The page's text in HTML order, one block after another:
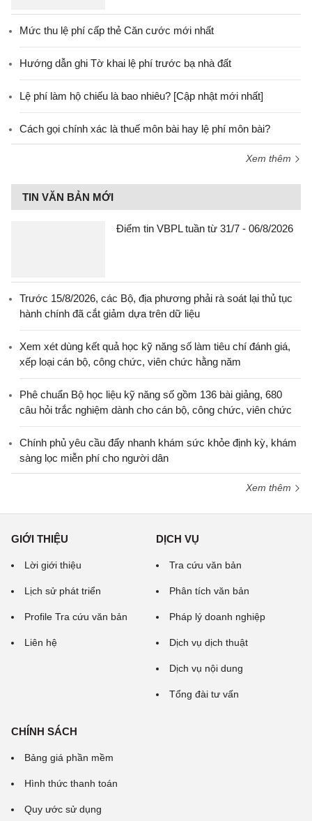
Mức thu lệ phí cấp thẻ Căn cước mới nhất
Hướng dẫn ghi Tờ khai lệ phí trước bạ nhà đất
Lệ phí làm hộ chiếu là bao nhiêu? [Cập nhật mới nhất]
Cách gọi chính xác là thuế môn bài hay lệ phí môn bài?
Xem thêm
TIN VĂN BẢN MỚI
Điểm tin VBPL tuần từ 31/7 - 06/8/2026
Trước 15/8/2026, các Bộ, địa phương phải rà soát lại thủ tục
hành chính đã cắt giảm dựa trên dữ liệu
Xem xét dùng kết quả học kỹ năng số làm tiêu chí đánh giá,
xếp loại cán bộ, công chức, viên chức hằng năm
Phê chuẩn Bộ học liệu kỹ năng số gồm 136 bài giảng, 680
câu hỏi trắc nghiệm dành cho cán bộ, công chức, viên chức
Chính phủ yêu cầu đẩy nhanh khám sức khỏe định kỳ, khám
sàng lọc miễn phí cho người dân
Xem thêm
GIỚI THIỆU
Lời giới thiệu
Lịch sử phát triển
Profile Tra cứu văn bản
Liên hệ
DỊCH VỤ
Tra cứu văn bản
Phân tích văn bản
Pháp lý doanh nghiệp
Dịch vụ dịch thuật
Dịch vụ nội dung
Tổng đài tư vấn
CHÍNH SÁCH
Bảng giá phần mềm
Hình thức thanh toán
Quy ước sử dụng